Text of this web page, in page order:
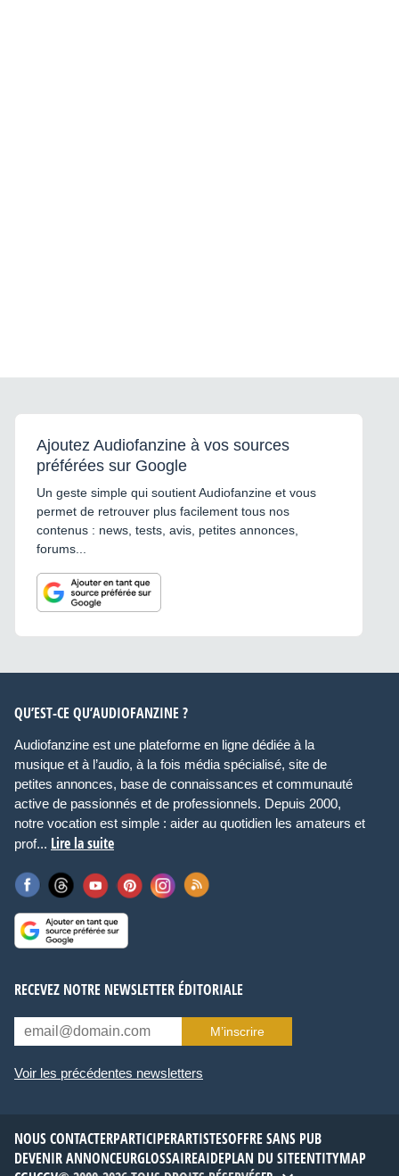
Ajoutez Audiofanzine à vos sources
préférées sur Google
Un geste simple qui soutient Audiofanzine et vous
permet de retrouver plus facilement tous nos
contenus : news, tests, avis, petites annonces,
forums...
QU’EST-CE QU’AUDIOFANZINE ?
Audiofanzine est une plateforme en ligne dédiée à la
musique et à l’audio, à la fois média spécialisé, site de
petites annonces, base de connaissances et communauté
active de passionnés et de professionnels. Depuis 2000,
notre vocation est simple : aider au quotidien les amateurs et
prof... Lire la suite
RECEVEZ NOTRE NEWSLETTER ÉDITORIALE
M’inscrire
Voir les précédentes newsletters
NOUS CONTACTERPARTICIPERARTISTESOFFRE SANS PUB
DEVENIR ANNONCEURGLOSSAIREAIDEPLAN DU SITEENTITYMAP